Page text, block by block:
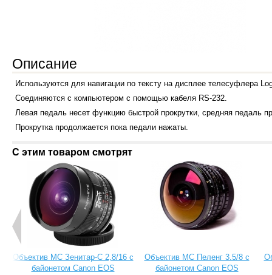
Описание
Используются для навигации по тексту на дисплее телесуфлера
Соединяются с компьютером с помощью кабеля RS-232.
Левая педаль несет функцию быстрой прокрутки, средняя педаль
Прокрутка продолжается пока педали нажаты.
С этим товаром смотрят
Объектив МС Зенитар-C 2,8/16 с
байонетом Canon EOS
Объектив МС Пеленг 3.5/8 с
байонетом Canon EOS